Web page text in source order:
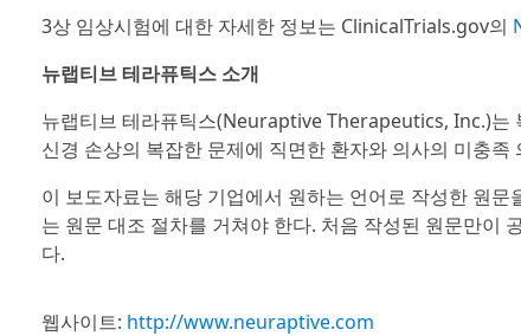
3상 임상시험에 대한 자세한 정보는 ClinicalTrials.gov의
뉴랩티브 테라퓨틱스 소개
뉴랩티브 테라퓨틱스(Neuraptive Therapeutics, Inc.)는
신경 손상의 복잡한 문제에 직면한 환자와 의사의 미충
이 보도자료는 해당 기업에서 원하는 언어로 작성한 원
는 원문 대조 절차를 거쳐야 한다. 처음 작성된 원문만이
다.
웹사이트: http://www.neuraptive.com